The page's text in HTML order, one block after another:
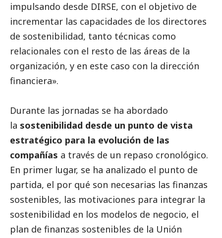
impulsando desde DIRSE, con el objetivo de
incrementar las capacidades de los directores
de sostenibilidad, tanto técnicas como
relacionales con el resto de las áreas de la
organización, y en este caso con la dirección
financiera».
Durante las jornadas se ha abordado
la sostenibilidad desde un punto de vista
estratégico para la evolución de las
compañías a través de un repaso cronológico.
En primer lugar, se ha analizado el punto de
partida, el por qué son necesarias las finanzas
sostenibles, las motivaciones para integrar la
sostenibilidad en los modelos de negocio, el
plan de finanzas sostenibles de la Unión